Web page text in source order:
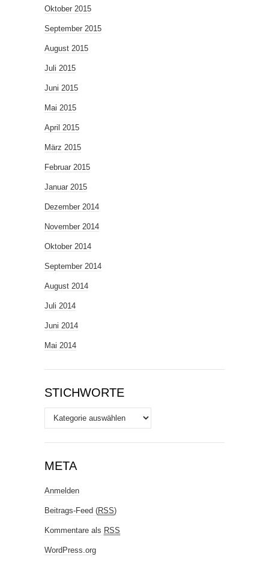
Oktober 2015
September 2015
August 2015
Juli 2015
Juni 2015
Mai 2015
April 2015
März 2015
Februar 2015
Januar 2015
Dezember 2014
November 2014
Oktober 2014
September 2014
August 2014
Juli 2014
Juni 2014
Mai 2014
STICHWORTE
Stichworte
META
Anmelden
Beitrags-Feed (RSS)
Kommentare als RSS
WordPress.org